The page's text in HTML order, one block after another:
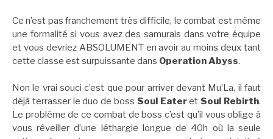
Ce n’est pas franchement très difficile, le combat est même
une formalité si vous avez des samurais dans votre équipe
et vous devriez ABSOLUMENT en avoir au moins deux tant
cette classe est surpuissante dans Operation Abyss.
Non le vrai souci c’est que pour arriver devant Mu’La, il faut
déjà terrasser le duo de boss Soul Eateret Soul Rebirth.
Le problème de ce combat de boss c’est qu’il vous oblige à
vous réveiller d’une léthargie longue de 40h où la seule